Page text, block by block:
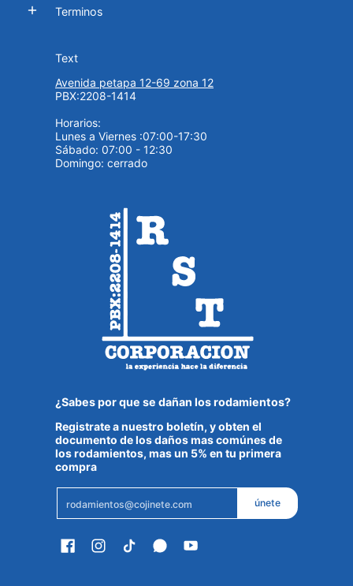
Terminos
Text
Avenida petapa 12-69 zona 12
PBX:2208-1414
Horarios:
Lunes a Viernes :07:00-17:30
Sábado: 07:00 - 12:30
Domingo: cerrado
¿Sabes por que se dañan los rodamientos?
Registrate a nuestro boletín, y obten el
documento de los daños mas comúnes de
los rodamientos, mas un 5% en tu primera
compra
únete